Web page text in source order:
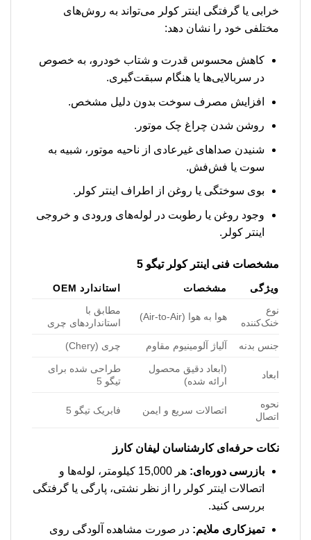
خرابی یا گرفتگی اینتر کولر می‌تواند به روش‌های
مختلفی خود را نشان دهد:
کاهش محسوس قدرت و شتاب خودرو، به خصوص
در سربالایی‌ها یا هنگام سبقت‌گیری.
افزایش مصرف سوخت بدون دلیل مشخص.
روشن شدن چراغ چک موتور.
شنیدن صداهای غیرعادی از ناحیه موتور، شبیه به
سوت یا فش‌فش.
بوی سوختگی یا روغن از اطراف اینتر کولر.
وجود روغن یا رطوبت در لوله‌های ورودی و خروجی
اینتر کولر.
مشخصات فنی اینتر کولر تیگو 5
ویژگی مشخصات
استاندارد OEM
نوع
خنک‌کننده
هوا به هوا (Air-to-Air)
مطابق با
استانداردهای چری
جنس بدنه آلیاژ آلومینیوم مقاوم چری (Chery)
ابعاد
(ابعاد دقیق محصول
ارائه شده)
طراحی شده برای
تیگو 5
نحوه
اتصال
اتصالات سریع و ایمن فابریک تیگو 5
نکات حرفه‌ای کارشناسان لیفان کارز
بازرسی دوره‌ای:
هر 15,000 کیلومتر، لوله‌ها و
اتصالات اینتر کولر را از نظر نشتی، پارگی یا گرفتگی
بررسی کنید.
تمیزکاری ملایم: در صورت مشاهده آلودگی روی